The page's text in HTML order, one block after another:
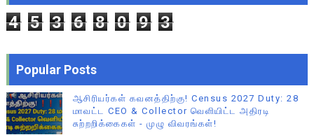
4 5 3 6 8 0 9 3
Popular Posts
ஆசிரியர்கள் கவனத்திற்கு! Census 2027 Duty: 28
மாவட்ட CEO & Collector வெளியிட்ட அதிரடி
சுற்றறிக்கைகள் - முழு விவரங்கள்!